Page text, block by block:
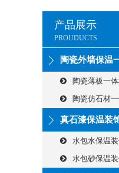
产品展示
PROUDUCTS
陶瓷外墙保温
陶瓷薄板一
陶瓷仿石材
真石漆保温装
水包水保温
水包砂保温